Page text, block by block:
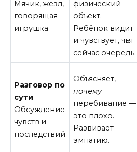
Мячик, жезл,
говорящая
игрушка
физический
объект.
Ребёнок видит
и чувствует, чья
сейчас очередь.
Разговор по
сути
Обсуждение
чувств и
последствий
Объясняет,
почему
перебивание —
это плохо.
Развивает
эмпатию.